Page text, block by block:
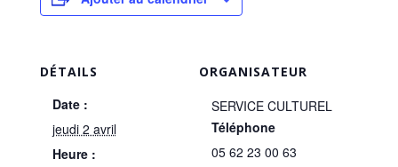
DÉTAILS
Date :
jeudi 2 avril
Heure :
ORGANISATEUR
SERVICE CULTUREL
Téléphone
05 62 23 00 63